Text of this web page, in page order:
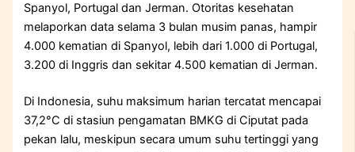
Spanyol, Portugal dan Jerman. Otoritas kesehatan
melaporkan data selama 3 bulan musim panas, hampir
4.000 kematian di Spanyol, lebih dari 1.000 di Portugal,
3.200 di Inggris dan sekitar 4.500 kematian di Jerman.
Di Indonesia, suhu maksimum harian tercatat mencapai
37,2°C di stasiun pengamatan BMKG di Ciputat pada
pekan lalu, meskipun secara umum suhu tertinggi yang